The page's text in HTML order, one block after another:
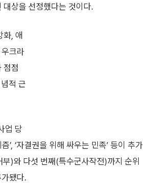
대상을 선정했다는 것이다.
, 애
크라
점점
적 근
업 당
‘자결권을 위해 싸우는 민족’ 등이 추가
)와 다섯 번째(특수군사작전)까지 순위
됐다.